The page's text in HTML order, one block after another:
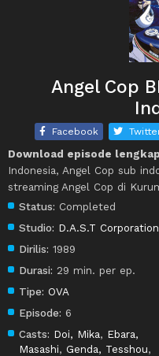
Angel Cop
Facebook
Download episode
Indonesia, Angel Cop sub
streaming Angel Cop di
Status: Completed
Studio: D.A.S.T Corporation
Dirilis: 1989
Durasi: 29 min. per ep.
Tipe: OVA
Episode: 6
Casts: Doi, Mika, Ebara,
Masashi, Genda, Tesshou,